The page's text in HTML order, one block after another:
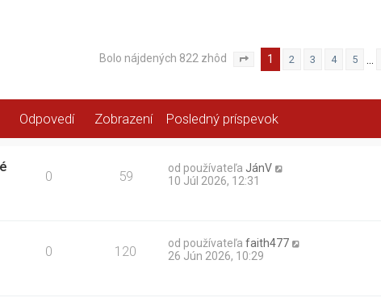
Bolo nájdených 822 zhôd Strana 1z 33
1 2 3 4 5
Odpovedí Zobrazení Posledný príspevok
0 59 od používateľa JánV
10 Júl 2026, 12:31
0 120 od používateľafaith477
26 Jún 2026, 10:29